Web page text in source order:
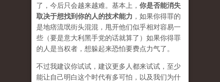
了，今后只会越来越难。基本上， 你是否能消失
取决于想找到你的人的技术能力 ，如果你得罪的
是地痞流氓街头混混，甩开他们似乎相对容易一
些（要是意大利黑手党的话就算了）如果你得罪
的人是当权者，想躲起来恐怕要费点力气了。
不过我建议你试试，建议更多人都来试试，至少
能让自己明白这个时代有多可怕，以及我们为什